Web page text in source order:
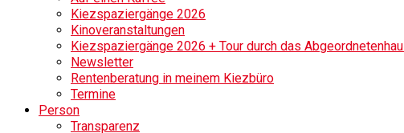
Kiezspaziergänge 2026
Kinoveranstaltungen
Kiezspaziergänge 2026 + Tour durch das
Newsletter
Rentenberatung in meinem Kiezbüro
Termine
Person
Transparenz